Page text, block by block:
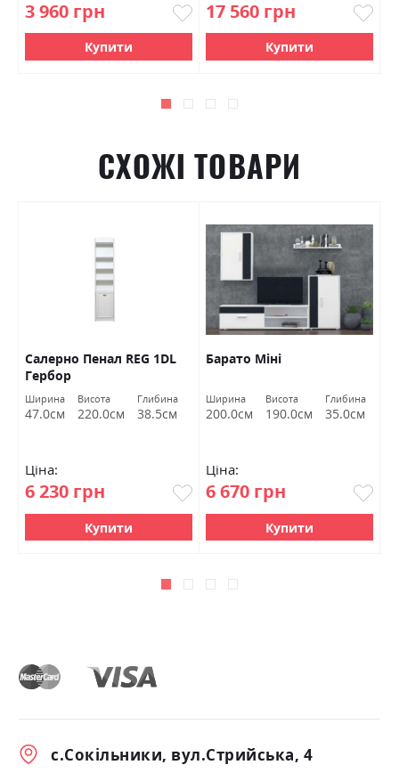
3 960 грн
Купити
17 560 грн
Купити
СХОЖІ ТОВАРИ
Салерно Пенал REG 1DL
Гербор
Ширина
47.0см
Висота
220.0см
Глибина
38.5см
Ціна:
6 230 грн
Купити
Барато Міні
Ширина
200.0см
Висота
190.0см
Глибина
35.0см
Ціна:
6 670 грн
Купити
с.Сокільники, вул.Стрийська, 4